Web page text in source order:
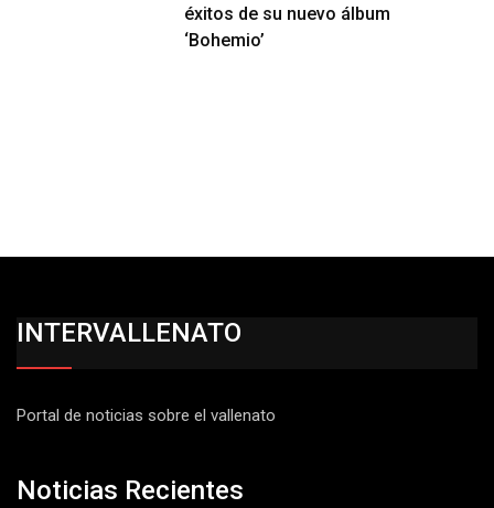
éxitos de su nuevo álbum
‘Bohemio’
INTERVALLENATO
Portal de noticias sobre el vallenato
Noticias Recientes